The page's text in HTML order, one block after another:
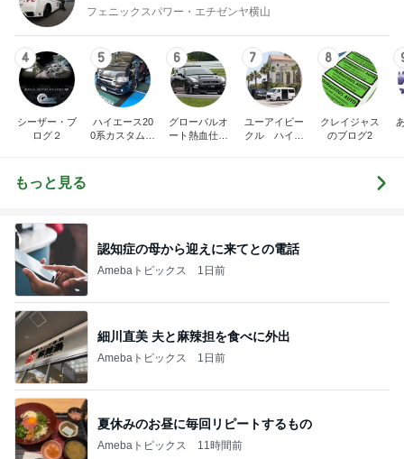
フェニックスパワー・エチゼンヤ横山
4
シーザー・ブ
ログ２
5
ハイエース20
0系カスタム車
6
グローバルオ
ート熱血仕入
7
ユーアイビー
クル ハイエ
8
クレイジャス
のブログ2
もっと見る
認知症の母から迎えに来てとの電話
Amebaトピックス 1日前
細川直美 夫と麻辣担を食べに外出
Amebaトピックス 1日前
夏休みのお昼に毎回リピートするもの
Amebaトピックス 11時間前